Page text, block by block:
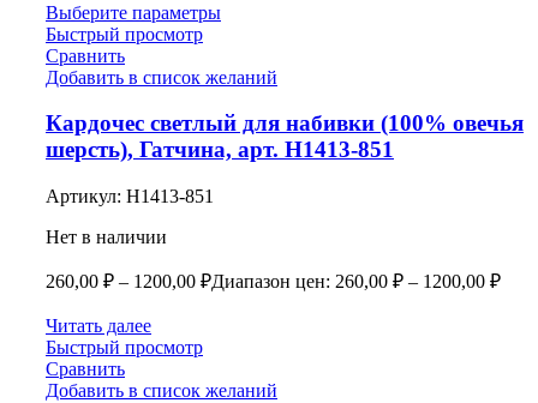
Выберите параметры
Быстрый просмотр
Сравнить
Добавить в список желаний
Кардочес светлый для набивки (100% овечья
шерсть), Гатчина, арт. Н1413-851
Артикул: Н1413-851
Нет в наличии
260,00 ₽ – 1200,00 ₽Диапазон цен: 260,00 ₽ – 1200,00 ₽
Читать далее
Быстрый просмотр
Сравнить
Добавить в список желаний